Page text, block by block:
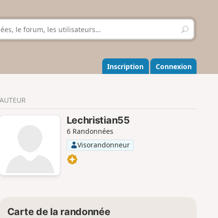
R
e
h
e
r
r
Inscription Connexion
AUTEUR
Lechristian55
6 Randonnées
Visorandonneur
Carte de la randonnée